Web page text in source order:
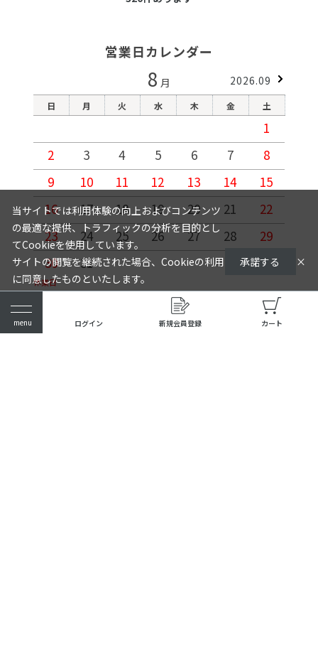
ログイン 新規会員登録 カート
営業日カレンダー
8 月 2026.09
日 月 火 水 木 金 土
1
2
3 4 5 6 7
8
9
10 11 12 13 14
15
16
17 18 19 20 21
22
23
24 25 26 27 28
29
30
31
休業日
※商品発送、お問い合わせを含みます。
当サイトでは利用体験の向上およびコンテンツ
の最適な提供、トラフィックの分析を目的とし
てCookieを使用しています。
サイトの閲覧を継続された場合、Cookieの利用
に同意したものといたします。
詳細については
をご確認く
ださい。
承諾する ×